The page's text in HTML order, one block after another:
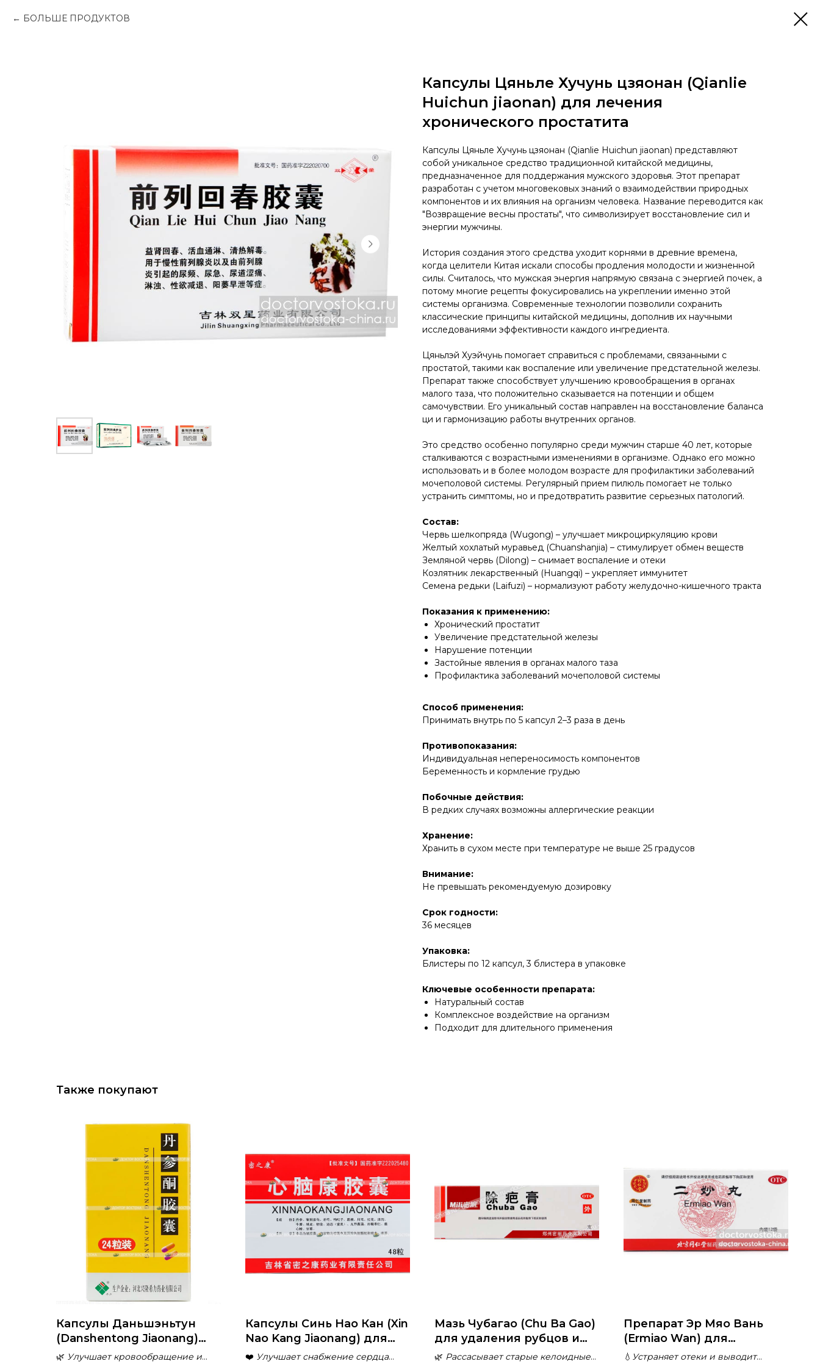
БОЛЬШЕ ПРОДУКТОВ
Капсулы Цяньле Хучунь цзяонан (Qianlie
Huichun jiaonan) для лечения
хронического простатита
Капсулы Цяньле Хучунь цзяонан (Qianlie Huichun jiaonan) представляют
собой уникальное средство традиционной китайской медицины,
предназначенное для поддержания мужского здоровья. Этот препарат
разработан с учетом многовековых знаний о взаимодействии природных
компонентов и их влияния на организм человека. Название переводится как
"Возвращение весны простаты", что символизирует восстановление сил и
энергии мужчины.
История создания этого средства уходит корнями в древние времена,
когда целители Китая искали способы продления молодости и жизненной
силы. Считалось, что мужская энергия напрямую связана с энергией почек, а
потому многие рецепты фокусировались на укреплении именно этой
системы организма. Современные технологии позволили сохранить
классические принципы китайской медицины, дополнив их научными
исследованиями эффективности каждого ингредиента.
Цяньлэй Хуэйчунь помогает справиться с проблемами, связанными с
простатой, такими как воспаление или увеличение предстательной железы.
Препарат также способствует улучшению кровообращения в органах
малого таза, что положительно сказывается на потенции и общем
самочувствии. Его уникальный состав направлен на восстановление баланса
ци и гармонизацию работы внутренних органов.
Это средство особенно популярно среди мужчин старше 40 лет, которые
сталкиваются с возрастными изменениями в организме. Однако его можно
использовать и в более молодом возрасте для профилактики заболеваний
мочеполовой системы. Регулярный прием пилюль помогает не только
устранить симптомы, но и предотвратить развитие серьезных патологий.
Состав:
Червь шелкопряда (Wugong) – улучшает микроциркуляцию крови
Желтый хохлатый муравьед (Chuanshanjia) – стимулирует обмен веществ
Земляной червь (Dilong) – снимает воспаление и отеки
Козлятник лекарственный (Huangqi) – укрепляет иммунитет
Семена редьки (Laifuzi) – нормализуют работу желудочно-кишечного тракта
Показания к применению:
Хронический простатит
Увеличение предстательной железы
Нарушение потенции
Застойные явления в органах малого таза
Профилактика заболеваний мочеполовой системы
Способ применения:
Принимать внутрь по 5 капсул 2–3 раза в день
Противопоказания:
Индивидуальная непереносимость компонентов
Беременность и кормление грудью
Побочные действия:
В редких случаях возможны аллергические реакции
Хранение:
Хранить в сухом месте при температуре не выше 25 градусов
Внимание:
Не превышать рекомендуемую дозировку
Срок годности:
36 месяцев
Упаковка:
Блистеры по 12 капсул, 3 блистера в упаковке
Ключевые особенности препарата:
Натуральный состав
Комплексное воздействие на организм
Подходит для длительного применения
Также покупают
Капсулы Даньшэньтун
(Danshentong Jiaonang)
для укрепления
🌿 Улучшает кровообращение и
Капсулы Синь Нао Кан (Xin
Nao Kang Jiaonang) для
укрепления сердца и
❤️ Улучшает снабжение сердца
Мазь Чубагао (Chu Ba Gao)
для удаления рубцов и
шрамов
🌿 Рассасывает старые келоидные
Препарат Эр Мяо Вань
(Ermiao Wan) для
укрепления почек и
💧 Устраняет отеки и выводит